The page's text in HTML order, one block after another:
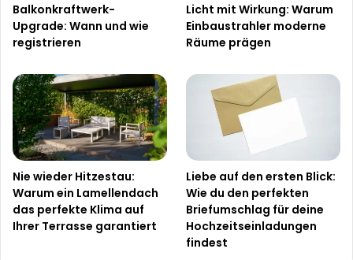
Balkonkraftwerk-
Upgrade: Wann und wie
registrieren
Licht mit Wirkung: Warum
Einbaustrahler moderne
Räume prägen
Nie wieder Hitzestau:
Warum ein Lamellendach
das perfekte Klima auf
Ihrer Terrasse garantiert
Liebe auf den ersten Blick:
Wie du den perfekten
Briefumschlag für deine
Hochzeitseinladungen
findest